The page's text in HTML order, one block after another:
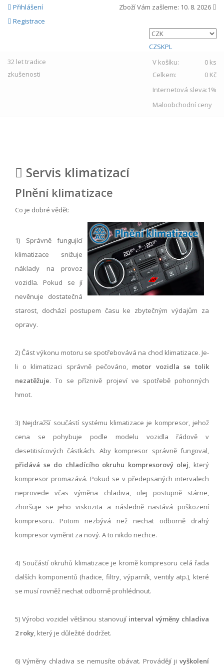
Přihlášení
Registrace
Zboží Vám zašleme: 10. 8. 2026
CZSKPL
32 lettradice
zkušenosti
V košíku:
0 ks
Celkem:
0 Kč
Internetová sleva:1%
Maloobchodní ceny
Servis klimatizací
Plnění klimatizace
Co je dobré vědět:
1) Správně fungující
klimatizace snižuje
náklady na provoz
vozidla. Pokud se jí
nevěnuje dostatečná
starost, dochází postupem času ke zbytečným výdajům za
opravy.
2) Část výkonu motoru se spotřebovává na chod klimatizace. Je-
li o klimatizaci správně pečováno, motor vozidla se tolik
nezatěžuje. To se příznivě projeví ve spotřebě pohonných
hmot.
3) Nejdražší součástí systému klimatizace je kompresor, jehož
cena se pohybuje podle modelu vozidla řádově v
desetitisícových částkách. Aby kompresor správně fungoval,
přidává se do chladícího okruhu kompresorový olej, který
kompresor promazává. Pokud se v předepsaných intervalech
neprovede včas výměna chladiva, olej postupně stárne,
zhoršuje se jeho viskozita a následně nastává poškození
kompresoru. Potom nezbývá než nechat odborně drahý
kompresor vyměnit za nový. A to nikdo nechce.
4) Součástí okruhů klimatizace je kromě kompresoru celá řada
dalších komponentů (hadice, filtry, výparník, ventily atp.), které
se musí rovněž nechat odborně prohlédnout.
5) Výrobci vozidel většinou stanovují interval výměny chladiva
2 roky, který je důležité dodržet.
6) Výměny chladiva se nemusíte obávat. Provádějí ji vyškolení